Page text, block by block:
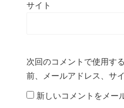
サイト
次回のコメントで使用す
前、メールアドレス、サ
新しいコメントをメー